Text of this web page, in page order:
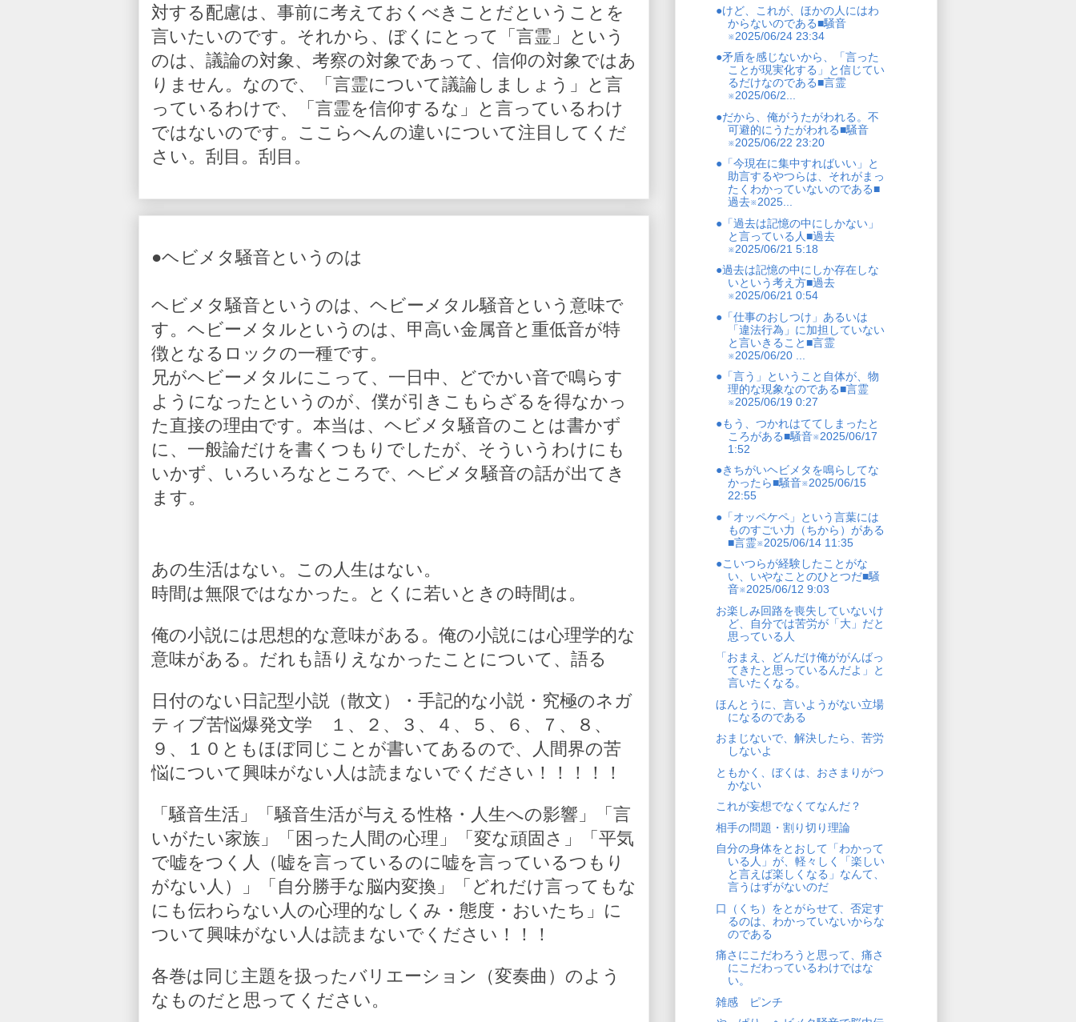
対する配慮は、事前に考えておくべきことだということを
言いたいのです。それから、ぼくにとって「言霊」という
のは、議論の対象、考察の対象であって、信仰の対象ではあ
りません。なので、「言霊について議論しましょう」と言
っているわけで、「言霊を信仰するな」と言っているわけ
ではないのです。ここらへんの違いについて注目してくだ
さい。刮目。刮目。
●ヘビメタ騒音というのは
ヘビメタ騒音というのは、ヘビーメタル騒音という意味で
す。ヘビーメタルというのは、甲高い金属音と重低音が特
徴となるロックの一種です。
兄がヘビーメタルにこって、一日中、どでかい音で鳴らす
ようになったというのが、僕が引きこもらざるを得なかっ
た直接の理由です。本当は、ヘビメタ騒音のことは書かず
に、一般論だけを書くつもりでしたが、そういうわけにも
いかず、いろいろなところで、ヘビメタ騒音の話が出てき
ます。
あの生活はない。この人生はない。
時間は無限ではなかった。とくに若いときの時間は。
俺の小説には思想的な意味がある。俺の小説には心理学的な
意味がある。だれも語りえなかったことについて、語る
日付のない日記型小説（散文）・手記的な小説・究極のネガ
ティブ苦悩爆発文学 １、２、３、４、５、６、７、８、
９、１０ともほぼ同じことが書いてあるので、人間界の苦
悩について興味がない人は読まないでください！！！！！
「騒音生活」「騒音生活が与える性格・人生への影響」「言
いがたい家族」「困った人間の心理」「変な頑固さ」「平気
で嘘をつく人（嘘を言っているのに嘘を言っているつもり
がない人）」「自分勝手な脳内変換」「どれだけ言ってもな
にも伝わらない人の心理的なしくみ・態度・おいたち」に
ついて興味がない人は読まないでください！！！
各巻は同じ主題を扱ったバリエーション（変奏曲）のよう
なものだと思ってください。
●けど、これが、ほかの人にはわ
からないのである■騒音
※2025/06/24 23:34
●矛盾を感じないから、「言った
ことが現実化する」と信じてい
るだけなのである■言霊
※2025/06/2...
●だから、俺がうたがわれる。不
可避的にうたがわれる■騒音
※2025/06/22 23:20
●「今現在に集中すればいい」と
助言するやつらは、それがまっ
たくわかっていないのである■
過去※2025...
●「過去は記憶の中にしかない」
と言っている人■過去
※2025/06/21 5:18
●過去は記憶の中にしか存在しな
いという考え方■過去
※2025/06/21 0:54
●「仕事のおしつけ」あるいは
「違法行為」に加担していない
と言いきること■言霊
※2025/06/20 ...
●「言う」ということ自体が、物
理的な現象なのである■言霊
※2025/06/19 0:27
●もう、つかれはててしまったと
ころがある■騒音※2025/06/17
1:52
●きちがいヘビメタを鳴らしてな
かったら■騒音※2025/06/15
22:55
●「オッペケペ」という言葉には
ものすごい力（ちから）がある
■言霊※2025/06/14 11:35
●こいつらが経験したことがな
い、いやなことのひとつだ■騒
音※2025/06/12 9:03
お楽しみ回路を喪失していないけ
ど、自分では苦労が「大」だと
思っている人
「おまえ、どんだけ俺ががんばっ
てきたと思っているんだよ」と
言いたくなる。
ほんとうに、言いようがない立場
になるのである
おまじないで、解決したら、苦労
しないよ
ともかく、ぼくは、おさまりがつ
かない
これが妄想でなくてなんだ？
相手の問題・割り切り理論
自分の身体をとおして「わかって
いる人」が、軽々しく「楽しい
と言えば楽しくなる」なんて、
言うはずがないのだ
口（くち）をとがらせて、否定す
るのは、わかっていないからな
のである
痛さにこだわろうと思って、痛さ
にこだわっているわけではな
い。
雑感 ピンチ